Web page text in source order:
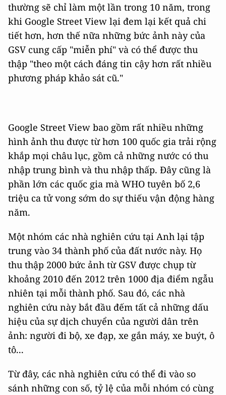
thường sẽ chỉ làm một lần trong 10 năm, trong
khi Google Street View lại đem lại kết quả chi
tiết hơn, hơn thế nữa những bức ảnh này của
GSV cung cấp "miễn phí" và có thể được thu
thập "theo một cách đáng tin cậy hơn rất nhiều
phương pháp khảo sát cũ."
Google Street View bao gồm rất nhiều những
hình ảnh thu được từ hơn 100 quốc gia trải rộng
khắp mọi châu lục, gồm cả những nước có thu
nhập trung bình và thu nhập thấp. Đây cũng là
phần lớn các quốc gia mà WHO tuyên bố 2,6
triệu ca tử vong sớm do sự thiếu vận động hàng
năm.
Một nhóm các nhà nghiên cứu tại Anh lại tập
trung vào 34 thành phố của đất nước này. Họ
thu thập 2000 bức ảnh từ GSV được chụp từ
khoảng 2010 đến 2012 trên 1000 địa điểm ngẫu
nhiên tại mỗi thành phố. Sau đó, các nhà
nghiên cứu này bắt đầu đếm tất cả những dấu
hiệu của sự dịch chuyển của người dân trên
ảnh: người đi bộ, xe đạp, xe gắn máy, xe buýt, ô
tô...
Từ đây, các nhà nghiên cứu có thể đi vào so
sánh những con số, tỷ lệ của mỗi nhóm có cùng